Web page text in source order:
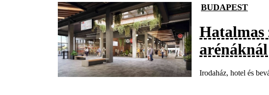
BUDAPEST
Hatalmas
Irodaház, hotel és